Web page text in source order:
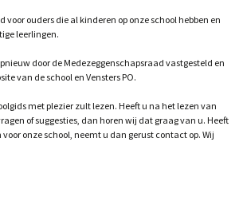
voor ouders die al kinderen op onze school hebben en
leerlingen.
door de Medezeggenschapsraad vastgesteld en
van de school en Vensters PO.
met plezier zult lezen. Heeft u na het lezen van
of suggesties, dan horen wij dat graag van u. Heeft
onze school, neemt u dan gerust contact op. Wij